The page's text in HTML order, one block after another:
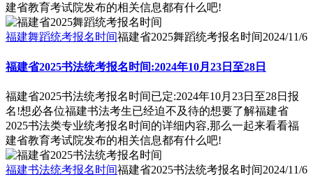
建省教育考试院发布的相关信息都有什么吧!
福建舞蹈统考报名时间福建省2025舞蹈统考报名时间2024/11/6
福建省2025书法统考报名时间:2024年10月23日至28日
福建省2025书法统考报名时间已定:2024年10月23日至28日报
名!想必各位福建书法考生已经迫不及待的想要了解福建省
2025书法类专业统考报名时间的详细内容,那么一起来看看福
建省教育考试院发布的相关信息都有什么吧!
福建书法统考报名时间福建省2025书法统考报名时间2024/11/6